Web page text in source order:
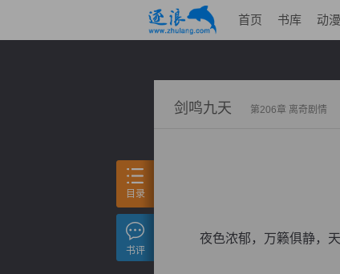
首页 书库 动漫
剑鸣九天 第206章 离奇剧情
夜色浓郁，万籁俱静，天
目录
书评